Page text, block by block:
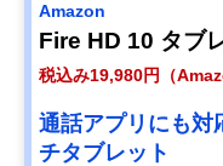
Amazon
Fire HD 10 タブ
税込み19,980円（
通話アプリにも対
チタブレット